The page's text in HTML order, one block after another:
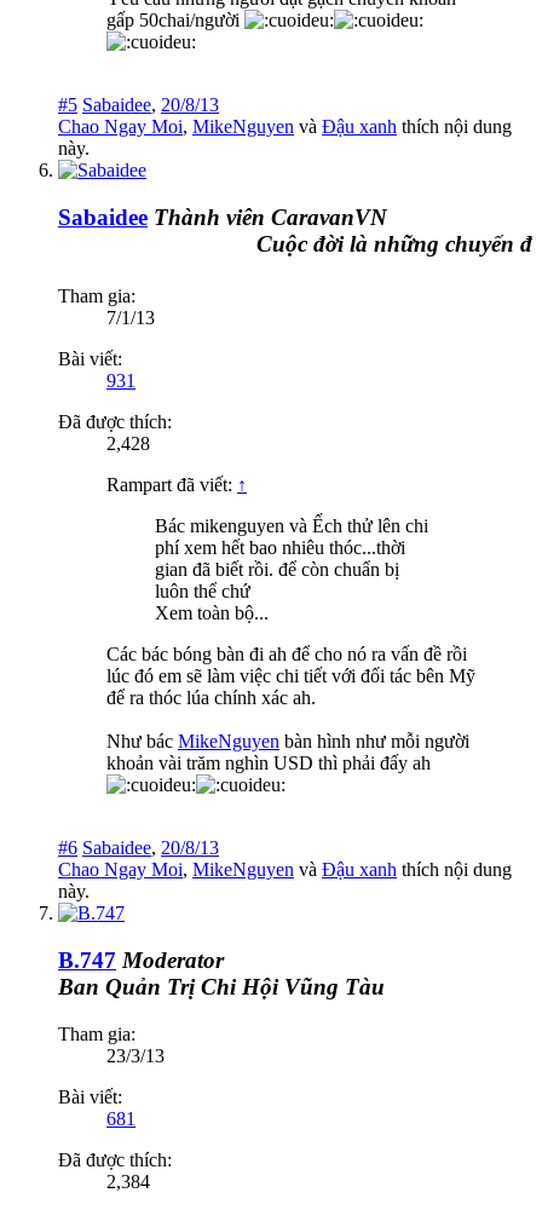
gấp 50chai/người
#5 Sabaidee, 20/8/13
Chao Ngay Moi, MikeNguyen và Đậu xanh thích nội dung
này.
Sabaidee Thành viên CaravanVN
Cuộc đời là những chuyến đi
Tham gia:
7/1/13
Bài viết:
931
Đã được thích:
2,428
Rampart đã viết: ↑
Bác mikenguyen và Ếch thử lên chi
phí xem hết bao nhiêu thóc...thời
gian đã biết rồi. để còn chuẩn bị
luôn thể chứ
Xem toàn bộ...
Các bác bóng bàn đi ah để cho nó ra vấn đề rồi
lúc đó em sẽ làm việc chi tiết với đối tác bên Mỹ
để ra thóc lúa chính xác ah.
Như bác MikeNguyen bàn hình như mỗi người
khoản vài trăm nghìn USD thì phải đấy ah
#6 Sabaidee, 20/8/13
Chao Ngay Moi, MikeNguyen và Đậu xanh thích nội dung
này.
B.747 Moderator
Ban Quản Trị Chi Hội Vũng Tàu
Tham gia:
23/3/13
Bài viết:
681
Đã được thích:
2,384